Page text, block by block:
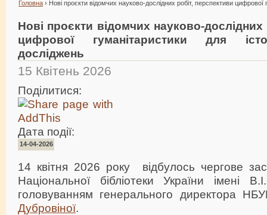
Головна › Нові проєкти відомчих науково-дослідних робіт, перспективи
Нові проєкти відомчих науково-дослідних
цифрової гуманітаристики для
досліджень
15 Квітень 2026
Поділитися:
Дата події:
14-04-2026
14 квітня 2026 року відбулось чергове
Національної бібліотеки України імені
головуванням генерального директора
Дубровіної.